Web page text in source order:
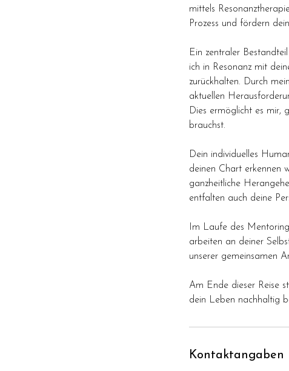
mittels
Prozess und fördern
Ein zentraler
ich in Resonanz mit
zurückhalten. Durch
aktuellen
Dies ermöglicht es mir,
brauchst.
Dein individuelles
deinen Chart erkennen
ganzheitliche
entfalten auch deine
Im Laufe des
arbeiten an deiner
unserer gemeinsamen
Am Ende dieser Reise
dein Leben nachhaltig
Kontaktangaben